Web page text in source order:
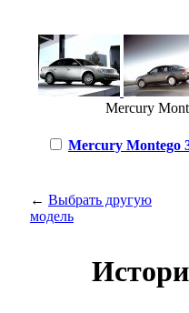
Mercury
Mercury Montego
← Выбрать другую
модель